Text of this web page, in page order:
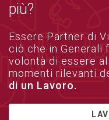
più?
Essere Partner di
ciò che in Generali
volontà di essere
momenti rilevanti
di un Lavoro.